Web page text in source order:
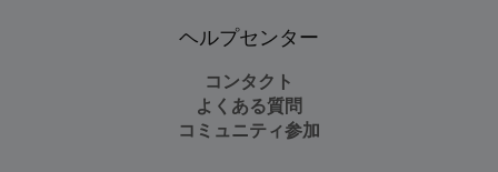
ヘルプセンター
コンタクト
よくある質問
コミュニティ参加